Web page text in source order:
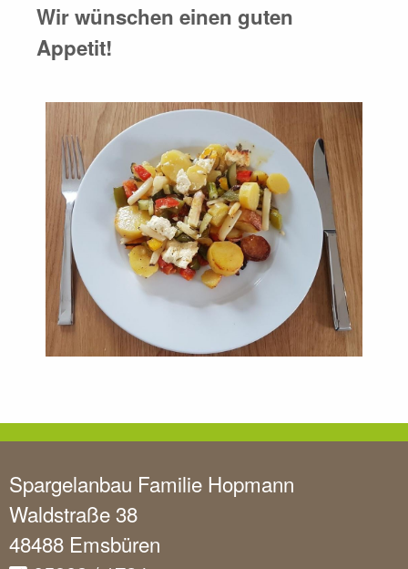
Wir wünschen einen guten
Appetit!
Spargelanbau Familie Hopmann
Waldstraße 38
48488 Emsbüren